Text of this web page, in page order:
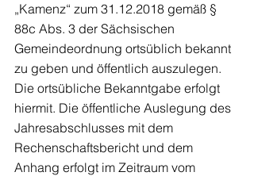
„Kamenz“ zum 31.12.2018 gemäß §
88c Abs. 3 der Sächsischen
Gemeindeordnung ortsüblich bekannt
zu geben und öffentlich auszulegen.
Die ortsübliche Bekanntgabe erfolgt
hiermit. Die öffentliche Auslegung des
Jahresabschlusses mit dem
Rechenschaftsbericht und dem
Anhang erfolgt im Zeitraum vom